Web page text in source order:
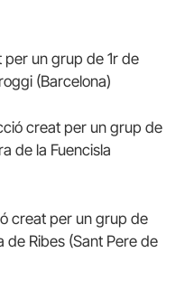
per un grup de 1r de
(Barcelona)
creat per un grup de
de la Fuencisla
creat per un grup de
de Ribes (Sant Pere de